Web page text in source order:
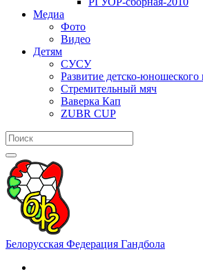
Медиа
Фото
Видео
Детям
СУСУ
Развитие детско-юношеского
Стремительный мяч
Ваверка Кап
ZUBR CUP
Белорусская Федерация Гандбола